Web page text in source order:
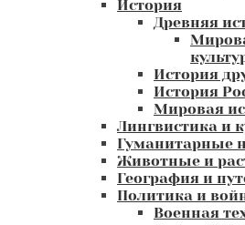
История
Древняя
История
История
Мировая
Лингвистика и
Гуманитарные
Животные и
География и
Политика и
Военная